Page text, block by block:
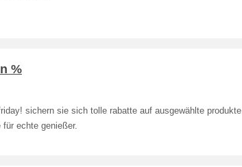
%
sichern sie sich tolle rabatte auf ausgewählte
echte genießer.